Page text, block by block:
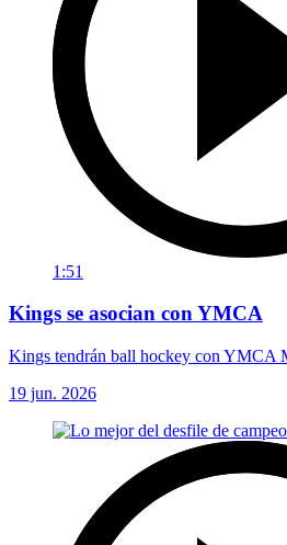
1:51
Kings se asocian con YMCA
Kings tendrán ball hockey con YMCA
19 jun. 2026